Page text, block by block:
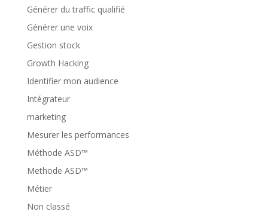
Générer du traffic qualifié
Générer une voix
Gestion stock
Growth Hacking
Identifier mon audience
Intégrateur
marketing
Mesurer les performances
Méthode ASD™
Methode ASD™
Métier
Non classé